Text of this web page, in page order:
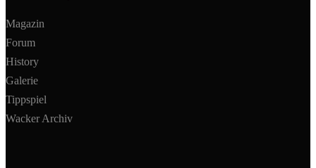
Magazin
Forum
History
Galerie
Tippspiel
Wacker Archiv